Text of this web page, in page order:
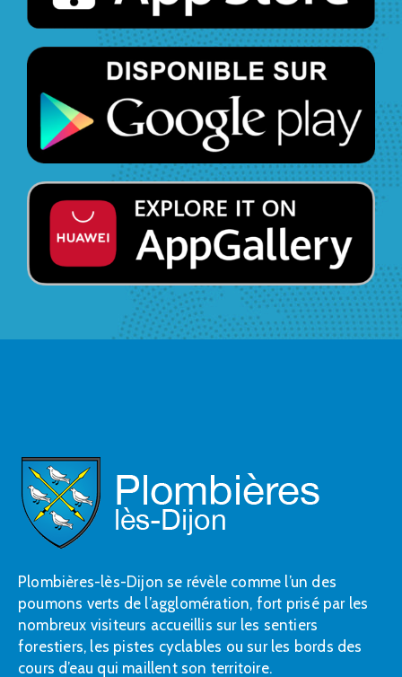
Plombières-lès-Dijon se révèle comme l’un des
poumons verts de l’agglomération, fort prisé par les
nombreux visiteurs accueillis sur les sentiers
forestiers, les pistes cyclables ou sur les bords des
cours d’eau qui maillent son territoire.